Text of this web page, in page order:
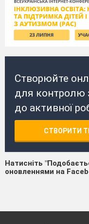
Створюйте
для контролю
до активної
СТВОРИТИ
Натисніть
оновленнями на